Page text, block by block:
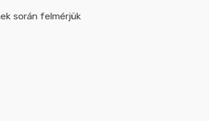
során felmérjük